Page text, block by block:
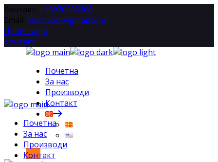
Skip
to
the
content
Контакт: +38970395308
Email: hidro2tek@gmail.com
Производи
Контакт
Почетна
За нас
Производи
Контакт
Почетна
За нас
Производи
Контакт